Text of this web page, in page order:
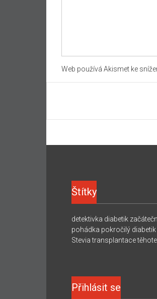
Web používá Akismet ke
Štítky
detektivka diabetik
pohádka pokročilý diabetik
Stevia transplantace
Přihlásit se